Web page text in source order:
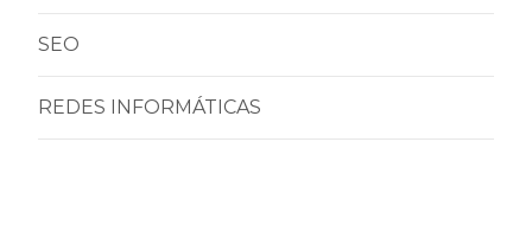
SEO
REDES INFORMÁTICAS